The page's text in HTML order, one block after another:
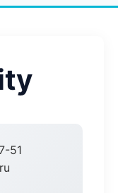
51